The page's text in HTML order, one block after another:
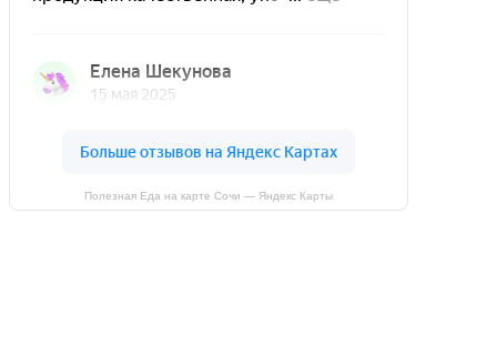
Полезная Еда на карте Сочи — Яндекс Карты